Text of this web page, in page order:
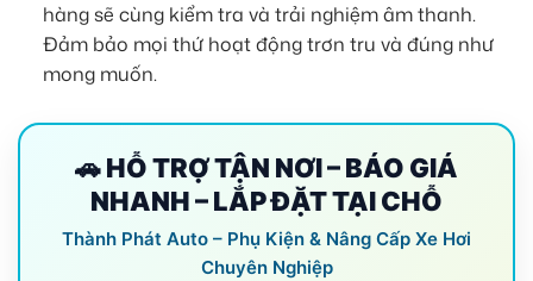
hàng sẽ cùng kiểm tra và trải nghiệm âm thanh.
Đảm bảo mọi thứ hoạt động trơn tru và đúng như
mong muốn.
🚗 HỖ TRỢ TẬN NƠI – BÁO GIÁ
NHANH – LẮP ĐẶT TẠI CHỖ
Thành Phát Auto – Phụ Kiện & Nâng Cấp Xe Hơi
Chuyên Nghiệp